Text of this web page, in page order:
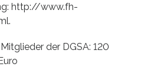
http://www.fh-
der DGSA: 120